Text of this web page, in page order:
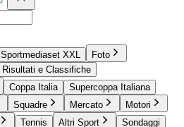
Sportmediaset XXL
Foto
Risultati e Classifiche
Coppa Italia
Supercoppa Italiana
Squadre Mercato
Motori
Tennis Altri Sport
Sondaggi